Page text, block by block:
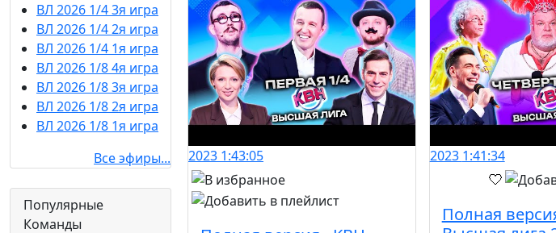
ВЛ 2026 1/4 3я игра
ВЛ 2026 1/4 2я игра
ВЛ 2026 1/4 1я игра
ВЛ 2026 1/8 4я игра
ВЛ 2026 1/8 3я игра
ВЛ 2026 1/8 2я игра
ВЛ 2026 1/8 1я игра
Все эфиры...
Популярные
Команды
2023 1:43:05 2023 1:41:34
Полная